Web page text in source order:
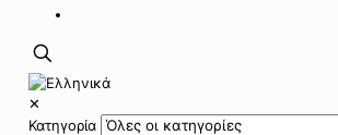
✕
Κατηγορία